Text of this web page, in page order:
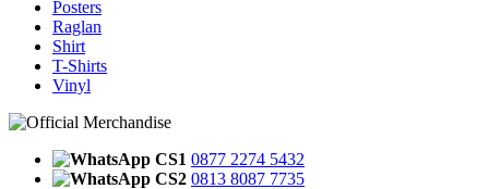
Posters
Raglan
Shirt
T-Shirts
Vinyl
CS1 0877 2274 5432
CS2 0813 8087 7735